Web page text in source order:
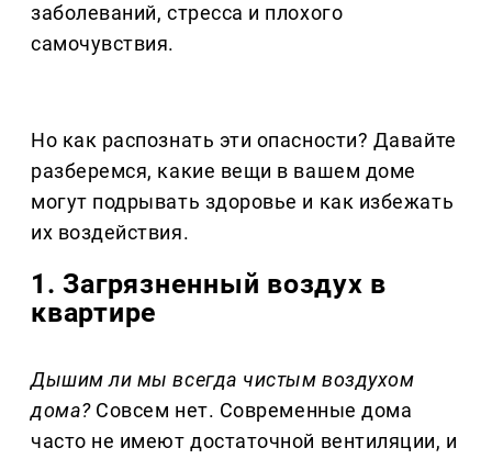
заболеваний, стресса и плохого
самочувствия.
Но как распознать эти опасности? Давайте
разберемся, какие вещи в вашем доме
могут подрывать здоровье и как избежать
их воздействия.
1. Загрязненный воздух в
квартире
Дышим ли мы всегда чистым воздухом
дома?Совсем нет. Современные дома
часто не имеют достаточной вентиляции, и